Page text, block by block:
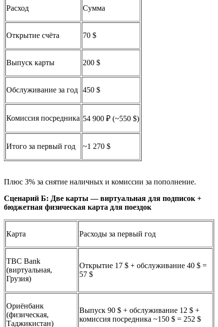
Расход Сумма
Открытие счёта 70 $
Выпуск карты 200 $
Обслуживание за год 450 $
Комиссия посредника 54 900 ₽ (~550 $)
Итого за первый год ~1 270 $
Плюс 3% за снятие наличных и комиссии за пополнение.
Сценарий Б: Две карты — виртуальная для подписок +
бюджетная физическая карта для поездок
Карта Расходы за первый год
TBC Bank
(виртуальная,
Грузия)
Открытие 17 $ + обслуживание 40 $ =
57 $
Ориёнбанк
(физическая,
Таджикистан)
Выпуск 90 $ + обслуживание 12 $ +
комиссия посредника ~150 $ = 252 $